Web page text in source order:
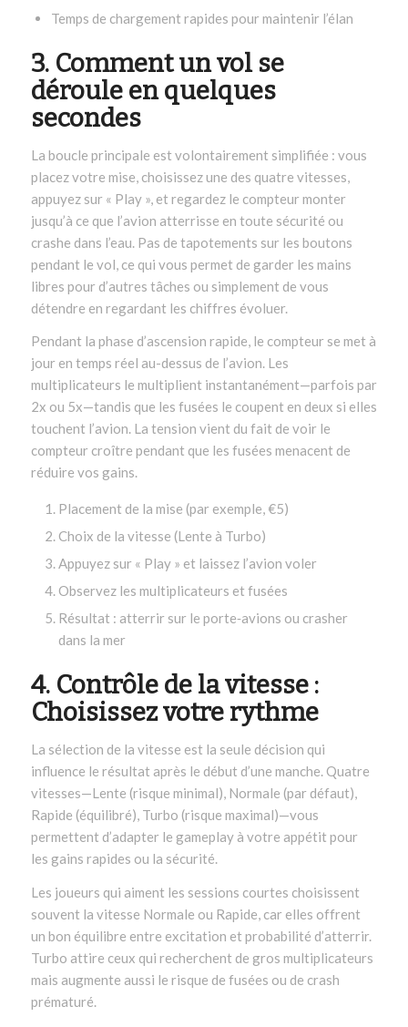
Temps de chargement rapides pour maintenir l’élan
3. Comment un vol se
déroule en quelques
secondes
La boucle principale est volontairement simplifiée : vous
placez votre mise, choisissez une des quatre vitesses,
appuyez sur « Play », et regardez le compteur monter
jusqu’à ce que l’avion atterrisse en toute sécurité ou
crashe dans l’eau. Pas de tapotements sur les boutons
pendant le vol, ce qui vous permet de garder les mains
libres pour d’autres tâches ou simplement de vous
détendre en regardant les chiffres évoluer.
Pendant la phase d’ascension rapide, le compteur se met à
jour en temps réel au-dessus de l’avion. Les
multiplicateurs le multiplient instantanément—parfois par
2x ou 5x—tandis que les fusées le coupent en deux si elles
touchent l’avion. La tension vient du fait de voir le
compteur croître pendant que les fusées menacent de
réduire vos gains.
Placement de la mise (par exemple, €5)
Choix de la vitesse (Lente à Turbo)
Appuyez sur « Play » et laissez l’avion voler
Observez les multiplicateurs et fusées
Résultat : atterrir sur le porte‑avions ou crasher
dans la mer
4. Contrôle de la vitesse :
Choisissez votre rythme
La sélection de la vitesse est la seule décision qui
influence le résultat après le début d’une manche. Quatre
vitesses—Lente (risque minimal), Normale (par défaut),
Rapide (équilibré), Turbo (risque maximal)—vous
permettent d’adapter le gameplay à votre appétit pour
les gains rapides ou la sécurité.
Les joueurs qui aiment les sessions courtes choisissent
souvent la vitesse Normale ou Rapide, car elles offrent
un bon équilibre entre excitation et probabilité d’atterrir.
Turbo attire ceux qui recherchent de gros multiplicateurs
mais augmente aussi le risque de fusées ou de crash
prématuré.